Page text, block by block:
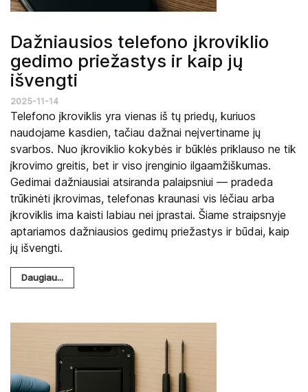
Dažniausios telefono įkroviklio
gedimo priežastys ir kaip jų
išvengti
2025-11-14
Telefono įkroviklis yra vienas iš tų priedų, kuriuos
naudojame kasdien, tačiau dažnai neįvertiname jų
svarbos. Nuo įkroviklio kokybės ir būklės priklauso ne tik
įkrovimo greitis, bet ir viso įrenginio ilgaamžiškumas.
Gedimai dažniausiai atsiranda palaipsniui — pradeda
trūkinėti įkrovimas, telefonas kraunasi vis lėčiau arba
įkroviklis ima kaisti labiau nei įprastai. Šiame straipsnyje
aptariamos dažniausios gedimų priežastys ir būdai, kaip
jų išvengti.
Daugiau...